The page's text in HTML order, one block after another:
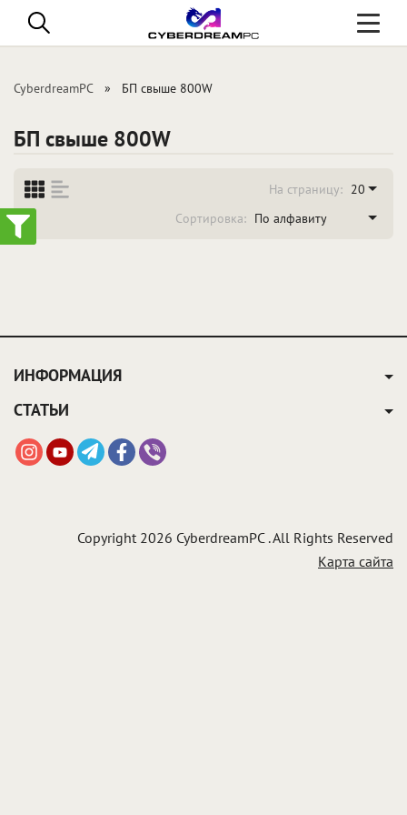
Toggle
CyberdreamPC БП свыше 800W
БП свыше 800W
На страницу: 20
Сортировка: По алфавиту
ИНФОРМАЦИЯ
СТАТЬИ
Copyright 2026 CyberdreamPC . All Rights Reserved
Карта сайта